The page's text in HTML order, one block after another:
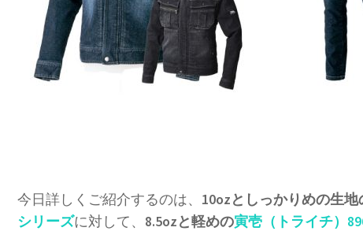
今日詳しくご紹介するのは、 10ozとしっかりめの生地
シリーズに対して、 8.5ozと軽めの寅壱（トライチ）